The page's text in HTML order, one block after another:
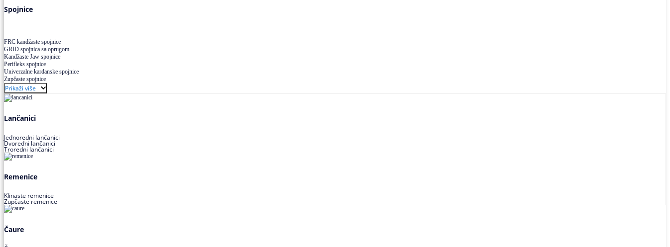
Spojnice
FRC kandžaste spojnice
GRID spojnica sa oprugom
Kandžaste Jaw spojnice
Perifleks spojnice
Univerzalne kardanske spojnice
Zupčaste spojnice
Prikaži više
Lančanici
Jednoredni lančanici
Dvoredni lančanici
Troredni lančanici
Remenice
Klinaste remenice
Zupčaste remenice
Čaure